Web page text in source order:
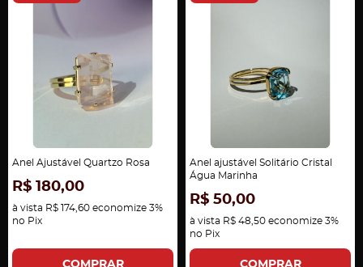
Anel Ajustável Quartzo Rosa
R$ 180,00
à vista R$ 174,60 economize 3%
no Pix
COMPRAR
Anel ajustável Solitário Cristal
Água Marinha
R$ 50,00
à vista R$ 48,50 economize 3%
no Pix
COMPRAR